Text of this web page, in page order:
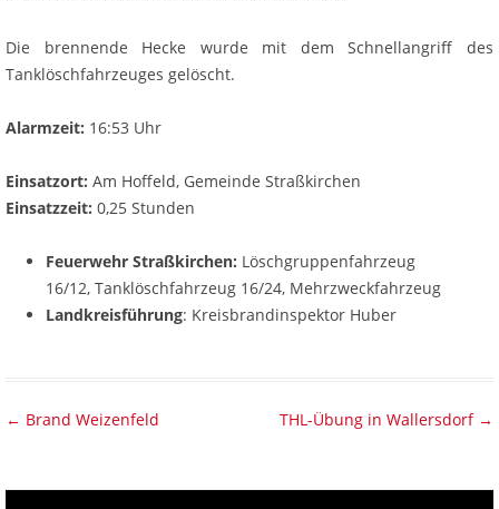
Die brennende Hecke wurde mit dem Schnellangriff des
Tanklöschfahrzeuges gelöscht.
Alarmzeit: 16:53 Uhr
Einsatzort: Am Hoffeld, Gemeinde Straßkirchen
Einsatzzeit: 0,25 Stunden
Feuerwehr Straßkirchen: Löschgruppenfahrzeug
16/12, Tanklöschfahrzeug 16/24, Mehrzweckfahrzeug
Landkreisführung: Kreisbrandinspektor Huber
Beitragsnavigation
← Brand Weizenfeld THL-Übung in Wallersdorf →